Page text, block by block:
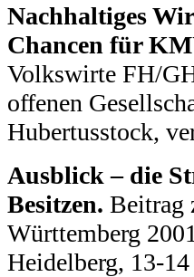
Nachhaltiges
Chancen für
Volkswirte FH/
offenen
Hubertusstock,
Ausblick – die
Besitzen. Beitrag
Württemberg
Heidelberg, 13-